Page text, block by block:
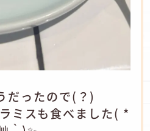
だったので(？)
ミスも食べました( *